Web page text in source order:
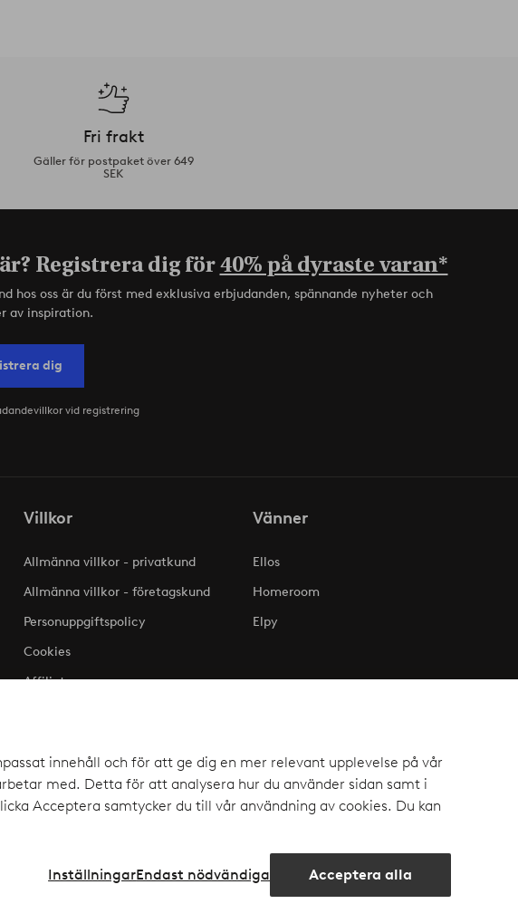
innehåll och för att ge dig en mer relevant upplevelse på vår
med. Detta för att analysera hur du använder sidan samt i
Acceptera samtycker du till vår användning av cookies. Du kan
Acceptera alla
Endast nödvändiga
Inställningar
Fri frakt
Gäller för postpaket över 649
SEK
Registrera dig för40% på dyraste varan*
hos oss är du först med exklusiva erbjudanden, spännande nyheter och
av inspiration.
dig
vid registrering
Villkor
Allmänna villkor - privatkund
Allmänna villkor - företagskund
Personuppgiftspolicy
Cookies
Affiliate
Vänner
Ellos
Homeroom
Elpy
InstagramFacebook